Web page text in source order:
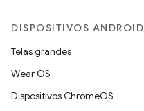
DISPOSITIVOS ANDROID
Telas grandes
Wear OS
Dispositivos ChromeOS